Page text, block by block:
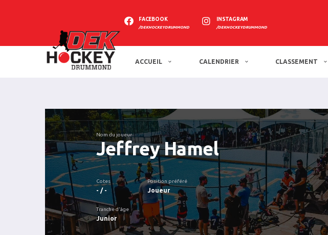
FACEBOOK
/DEKHOCKEYDRUMMOND
INSTAGRAM
/DEKHOCKEYDRUMMOND
ACCUEIL CALENDRIER CLASSEMENT
Nom du joueur
Jeffrey Hamel
Cotes
- / -
Position préféré
Joueur
Tranche d'âge
Junior